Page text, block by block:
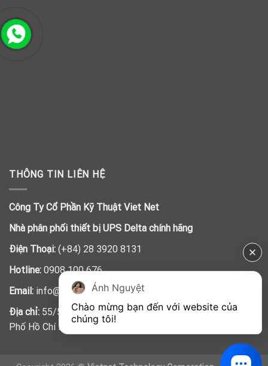
THÔNG TIN LIÊN HỆ
Công Ty Cổ Phần Kỹ Thuật Viet Net
Nhà phân phối thiết bị UPS Delta chính hãng
Điện Thoại: (+84) 28 3920 8131
Hotline: 0908 100 676
Email: info@vietnet.net.vn
Địa chỉ: 55/5 Trần Đình Xu, Phường Cầu Kho, Quận 1, Thành
Phố Hồ Chí Minh, Việt Nam
Ánh Nguyệt
Chào mừng bạn đến với website của
chúng tôi!